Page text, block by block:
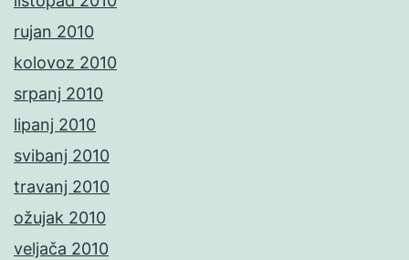
rujan 2010
kolovoz 2010
srpanj 2010
lipanj 2010
svibanj 2010
travanj 2010
ožujak 2010
veljača 2010